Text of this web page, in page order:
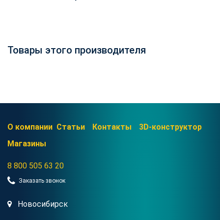
Товары этого производителя
О компании Статьи Контакты
3D-конструктор
Магазины
8 800 505 63 20
Заказать звонок
Новосибирск